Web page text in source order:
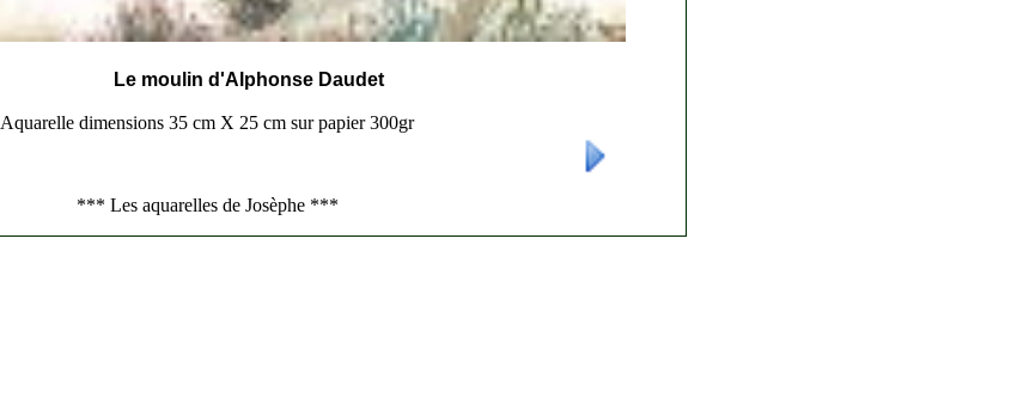
Le moulin d'Alphonse Daudet
Aquarelle dimensions 35 cm X 25 cm sur papier 300gr
*** Les aquarelles de Josèphe ***